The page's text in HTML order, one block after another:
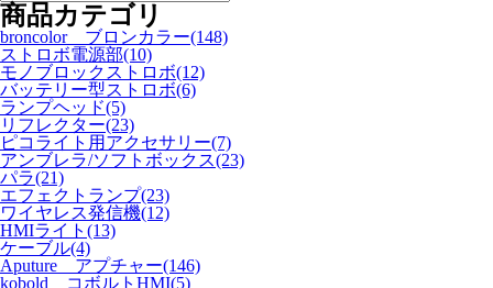
商品カテゴリ
broncolor ブロンカラー(148)
ストロボ電源部(10)
モノブロックストロボ(12)
バッテリー型ストロボ(6)
ランプヘッド(5)
リフレクター(23)
ピコライト用アクセサリー(7)
アンブレラ/ソフトボックス(23)
パラ(21)
エフェクトランプ(23)
ワイヤレス発信機(12)
HMIライト(13)
ケーブル(4)
Aputure アプチャー(146)
kobold コボルトHMI(5)